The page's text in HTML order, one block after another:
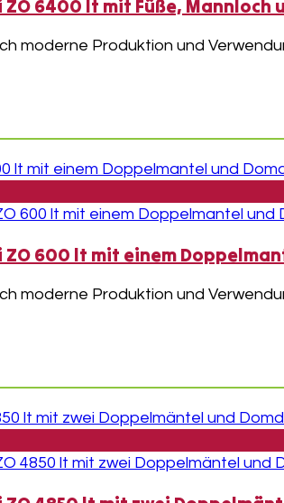
6400 lt mit Füße, Mannloch
moderne Produktion und
600 lt mit einem
moderne Produktion und